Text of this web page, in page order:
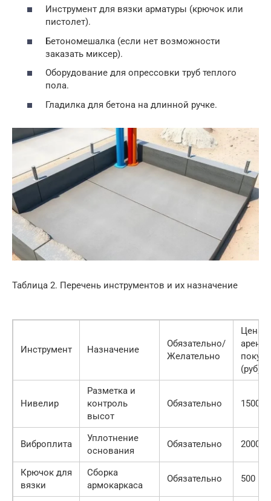
Инструмент для вязки арматуры (крючок или
пистолет).
Бетономешалка (если нет возможности
заказать миксер).
Оборудование для опрессовки труб теплого
пола.
Гладилка для бетона на длинной ручке.
Таблица 2. Перечень инструментов и их назначение
Инструмент Назначение
Обязательно/
Желательно
Цена
(руб)
Нивелир
Разметка и
контроль
высот
Обязательно 1500/
Виброплита
Уплотнение
основания
Обязательно 2000/
Крючок для
вязки
Сборка
армокаркаса
Обязательно 500